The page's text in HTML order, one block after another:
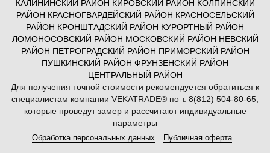
КАЛИНИНСКИЙ РАЙОН КИРОВСКИЙ РАЙОН КОЛПИНСКИЙ
РАЙОН КРАСНОГВАРДЕЙСКИЙ РАЙОН КРАСНОСЕЛЬСКИЙ
РАЙОН КРОНШТАДСКИЙ РАЙОН КУРОРТНЫЙ РАЙОН
ЛОМОНОСОВСКИЙ РАЙОН МОСКОВСКИЙ РАЙОН НЕВСКИЙ
РАЙОН ПЕТРОГРАДСКИЙ РАЙОН ПРИМОРСКИЙ РАЙОН
ПУШКИНСКИЙ РАЙОН ФРУНЗЕНСКИЙ РАЙОН
ЦЕНТРАЛЬНЫЙ РАЙОН
Для получения точной стоимости рекомендуется обратиться к
специалистам компании VEKATRADE® по т. 8(812) 504-80-65,
которые проведут замер и рассчитают индивидуальные
параметры
Обработка персональных данных Публичная оферта